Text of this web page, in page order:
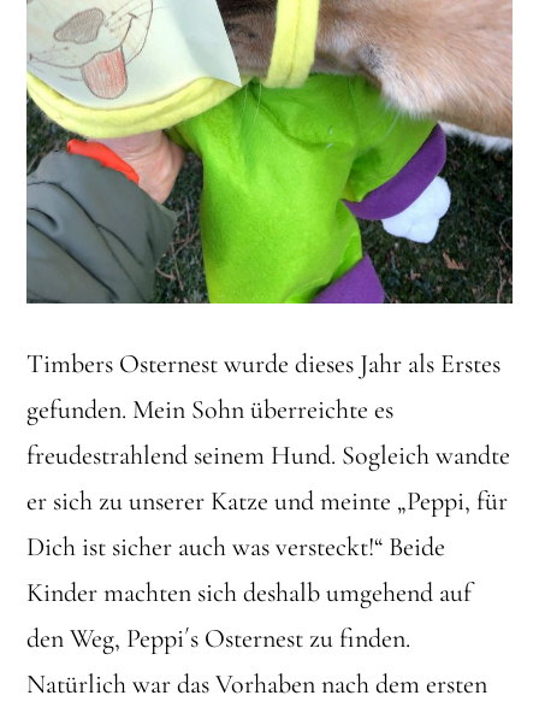
Timbers Osternest wurde dieses Jahr als Erstes
gefunden. Mein Sohn überreichte es
freudestrahlend seinem Hund. Sogleich wandte
er sich zu unserer Katze und meinte „Peppi, für
Dich ist sicher auch was versteckt!“ Beide
Kinder machten sich deshalb umgehend auf
den Weg, Peppi´s Osternest zu finden.
Natürlich war das Vorhaben nach dem ersten